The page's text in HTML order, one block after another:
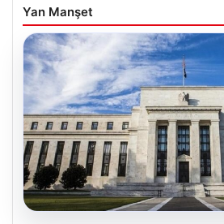
Yan Manşet